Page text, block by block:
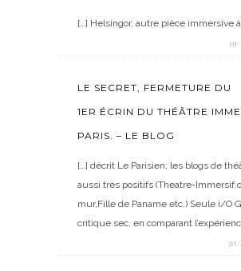
[…] Helsingor, autre pièce immersive à
LE SECRET, FERMETURE DU
1ER ÉCRIN DU THÉÂTRE
PARIS. – LE BLOG
[…] décrit Le Parisien; les blogs de
aussi très positifs (Theatre-
mur,Fille de Paname etc.) Seule i/O
critique sec, en comparant